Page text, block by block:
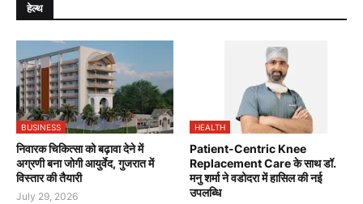
हेल्थ
BUSINESS
निवारक चिकित्सा को बढ़ावा देने में
अग्रणी बना जोगी आयुर्वेद, गुजरात में
विस्तार की तैयारी
July 29, 2026
HEALTH
Patient-Centric Knee
Replacement Care के साथ डॉ.
मनु शर्मा ने वडोदरा में हासिल की नई
उपलब्धि